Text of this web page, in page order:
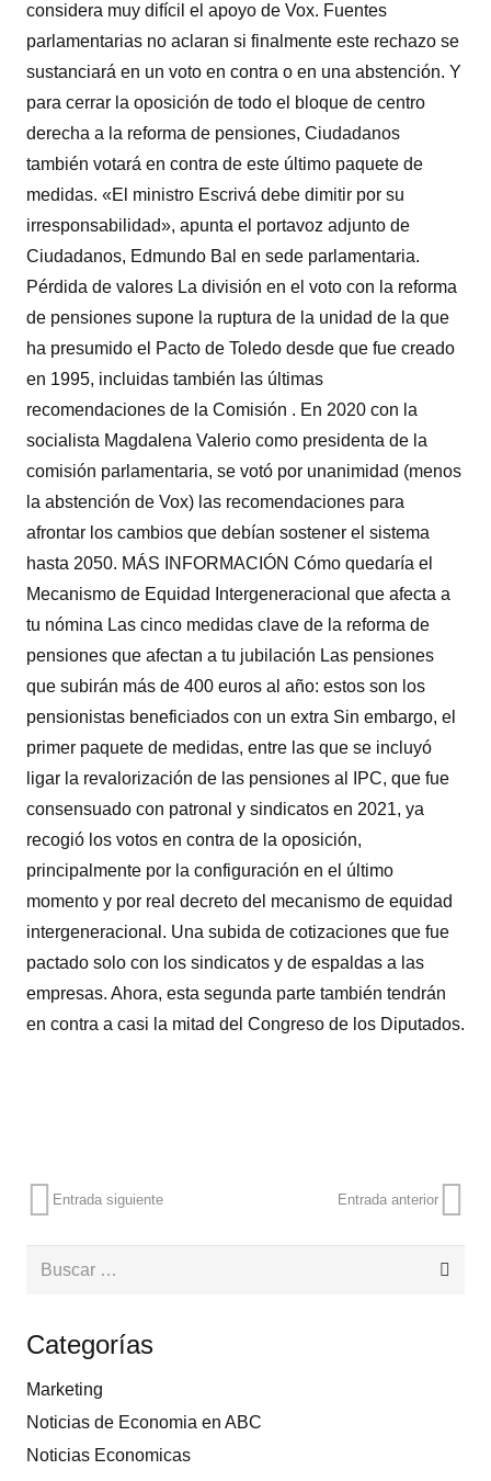
considera muy difícil el apoyo de Vox. Fuentes
parlamentarias no aclaran si finalmente este rechazo se
sustanciará en un voto en contra o en una abstención. Y
para cerrar la oposición de todo el bloque de centro
derecha a la reforma de pensiones, Ciudadanos
también votará en contra de este último paquete de
medidas. «El ministro Escrivá debe dimitir por su
irresponsabilidad», apunta el portavoz adjunto de
Ciudadanos, Edmundo Bal en sede parlamentaria.
Pérdida de valores La división en el voto con la reforma
de pensiones supone la ruptura de la unidad de la que
ha presumido el Pacto de Toledo desde que fue creado
en 1995, incluidas también las últimas
recomendaciones de la Comisión . En 2020 con la
socialista Magdalena Valerio como presidenta de la
comisión parlamentaria, se votó por unanimidad (menos
la abstención de Vox) las recomendaciones para
afrontar los cambios que debían sostener el sistema
hasta 2050. MÁS INFORMACIÓN Cómo quedaría el
Mecanismo de Equidad Intergeneracional que afecta a
tu nómina Las cinco medidas clave de la reforma de
pensiones que afectan a tu jubilación Las pensiones
que subirán más de 400 euros al año: estos son los
pensionistas beneficiados con un extra Sin embargo, el
primer paquete de medidas, entre las que se incluyó
ligar la revalorización de las pensiones al IPC, que fue
consensuado con patronal y sindicatos en 2021, ya
recogió los votos en contra de la oposición,
principalmente por la configuración en el último
momento y por real decreto del mecanismo de equidad
intergeneracional. Una subida de cotizaciones que fue
pactado solo con los sindicatos y de espaldas a las
empresas. Ahora, esta segunda parte también tendrán
en contra a casi la mitad del Congreso de los Diputados.
Entrada siguiente Entrada anterior
Buscar:
Categorías
Marketing
Noticias de Economia en ABC
Noticias Economicas